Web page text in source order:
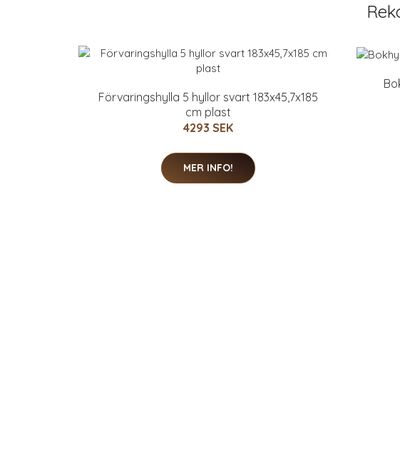
Förvaringshylla 5 hyllor svart 183x45,7x185
cm plast
4293 SEK
MER INFO!